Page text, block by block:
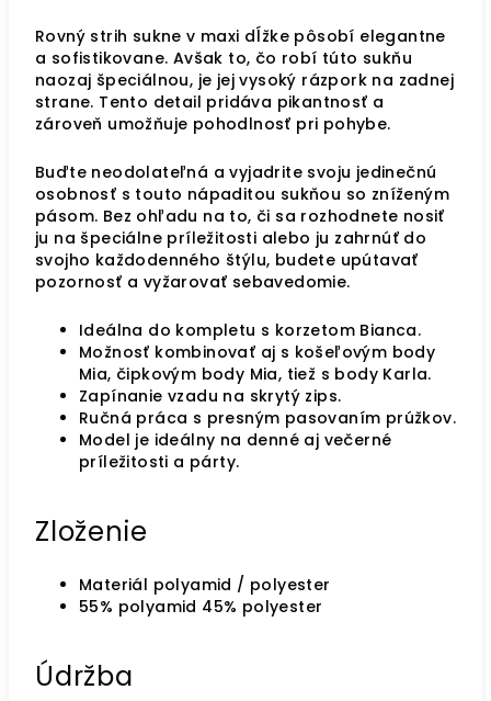
Rovný strih sukne v maxi dĺžke pôsobí elegantne
a sofistikovane. Avšak to, čo robí túto sukňu
naozaj špeciálnou, je jej vysoký rázpork na zadnej
strane. Tento detail pridáva pikantnosť a
zároveň umožňuje pohodlnosť pri pohybe.
Buďte neodolateľná a vyjadrite svoju jedinečnú
osobnosť s touto nápaditou sukňou so zníženým
pásom. Bez ohľadu na to, či sa rozhodnete nosiť
ju na špeciálne príležitosti alebo ju zahrnúť do
svojho každodenného štýlu, budete upútavať
pozornosť a vyžarovať sebavedomie.
Ideálna do kompletu s korzetom Bianca.
Možnosť kombinovať aj s košeľovým body
Mia, čipkovým body Mia, tiež s body Karla.
Zapínanie vzadu na skrytý zips.
Ručná práca s presným pasovaním prúžkov.
Model je ideálny na denné aj večerné
príležitosti a párty.
Zloženie
Materiál polyamid / polyester
55% polyamid 45% polyester
Údržba